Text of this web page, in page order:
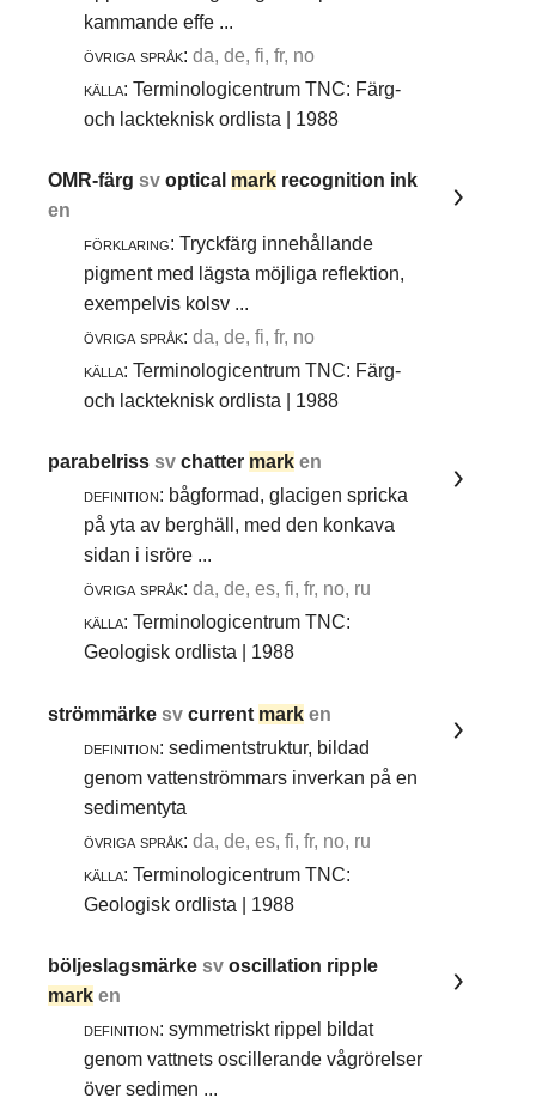
kammande effe ...
övriga språk: da, de, fi, fr, no
källa: Terminologicentrum TNC: Färg-
och lackteknisk ordlista | 1988
OMR-färgsvoptical mark recognition ink
en
förklaring: Tryckfärg innehållande
pigment med lägsta möjliga reflektion,
exempelvis kolsv ...
övriga språk: da, de, fi, fr, no
källa: Terminologicentrum TNC: Färg-
och lackteknisk ordlista | 1988
parabelrisssvchatter mark en
definition: bågformad, glacigen spricka
på yta av berghäll, med den konkava
sidan i isröre ...
övriga språk: da, de, es, fi, fr, no, ru
källa: Terminologicentrum TNC:
Geologisk ordlista | 1988
strömmärkesvcurrent mark en
definition: sedimentstruktur, bildad
genom vattenströmmars inverkan på en
sedimentyta
övriga språk: da, de, es, fi, fr, no, ru
källa: Terminologicentrum TNC:
Geologisk ordlista | 1988
böljeslagsmärkesvoscillation ripple
mark en
definition: symmetriskt rippel bildat
genom vattnets oscillerande vågrörelser
över sedimen ...